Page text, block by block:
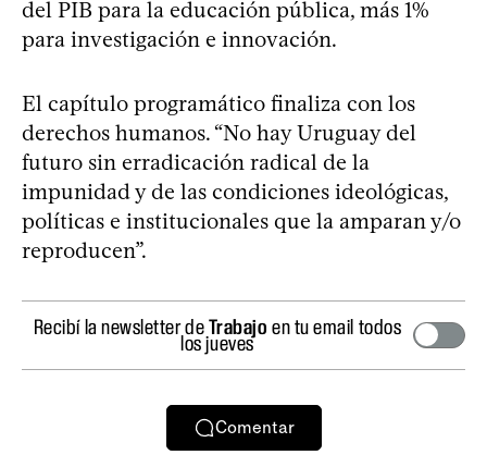
del PIB para la educación pública, más 1%
para investigación e innovación.
El capítulo programático finaliza con los
derechos humanos. “No hay Uruguay del
futuro sin erradicación radical de la
impunidad y de las condiciones ideológicas,
políticas e institucionales que la amparan y/o
reproducen”.
Recibí la newsletter deTrabajo en tu email todos
los jueves
Comentar